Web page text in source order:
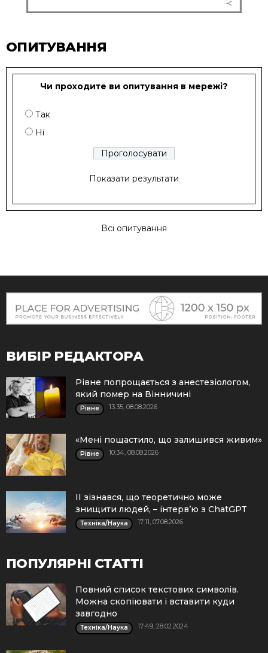
ОПИТУВАННЯ
Чи проходите ви опитування в мережі?
Так
Ні
Показати результати
Всі опитування
ВИБІР РЕДАКТОРА
Рівне попрощається з анестезіологом,
який помер на Вінничині
Рівне 13:35, 08.08.2026
«Мені пощастило, що залишився живим»
Рівне 10:34, 08.08.2026
ІІ зізнався, що теоретично може
знищити людей, – інтерв’ю з ChatGPT
Техніка/Наука 17:11, 07.08.2026
ПОПУЛЯРНІ СТАТТІ
Повний список текстових символів.
Можна скопіювати і вставити куди
завгодно
Техніка/Наука 17:49, 28.02.2024